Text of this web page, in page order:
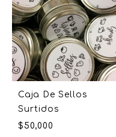
Caja De Sellos
Surtidos
$50,000